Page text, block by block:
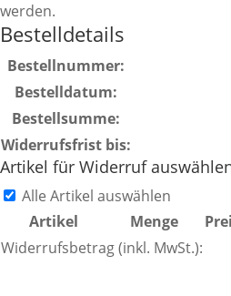
werden.
Bestelldetails
Bestellnummer:
Bestelldatum:
Bestellsumme:
Widerrufsfrist bis:
Artikel für Widerruf
Alle Artikel auswählen
Artikel
Menge
Widerrufsbetrag (inkl. MwSt.):